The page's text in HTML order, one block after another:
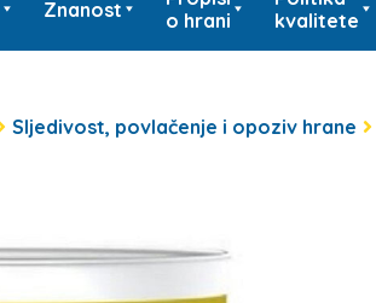
Znanost
o hrani
kvalitete
Sljedivost, povlačenje i opoziv hrane